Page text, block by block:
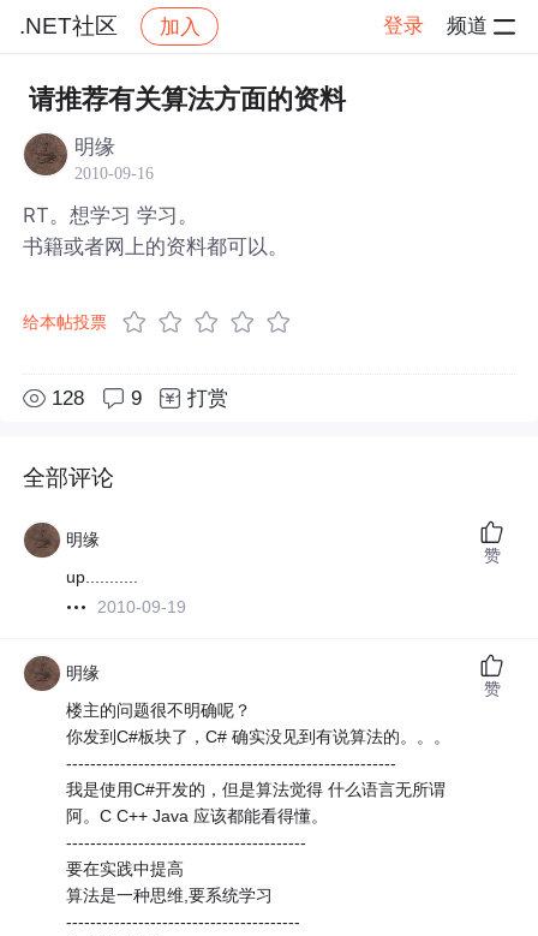
.NET社区 加入 登录 频道
社区 .NET社区 帖子详情
请推荐有关算法方面的资料
明缘
2010-09-16
RT。想学习 学习。
书籍或者网上的资料都可以。
给本帖投票
128 9 打赏
全部评论
明缘
up...........
2010-09-19
赞
明缘
楼主的问题很不明确呢？
你发到C#板块了，C# 确实没见到有说算法的。。。
-------------------------------------------------------
我是使用C#开发的，但是算法觉得 什么语言无所谓
阿。C C++ Java 应该都能看得懂。
----------------------------------------
要在实践中提高
算法是一种思维,要系统学习
---------------------------------------
赞